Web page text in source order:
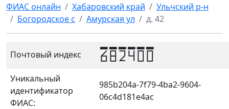
ФИАС онлайн Хабаровский край
Ульчский р-н
Богородское с
Амурская ул д. 42
Почтовый индекс 682400
Уникальный
идентификатор
ФИАС:
985b204a-7f79-4ba2-9604-
06c4d181e4ac